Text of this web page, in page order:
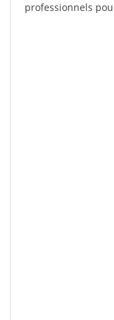
professionnels